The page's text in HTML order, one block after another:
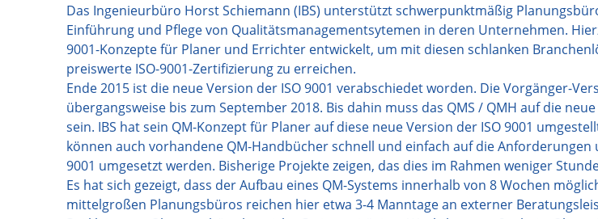
Das Ingenieurbüro Horst Schiemann (IBS) unterstützt schwerpunktmäßig
Einführung und Pflege von Qualitätsmanagementsytemen in deren Unternehmen.
9001-Konzepte für Planer und Errichter entwickelt, um mit diesen schlanken
preiswerte ISO-9001-Zertifizierung zu erreichen.
Ende 2015 ist die neue Version der ISO 9001 verabschiedet worden. Die Vorgänger-
übergangsweise bis zum September 2018. Bis dahin muss das QMS / QMH auf die
sein. IBS hat sein QM-Konzept für Planer auf diese neue Version der ISO 9001
können auch vorhandene QM-Handbücher schnell und einfach auf die Anforderungen
9001 umgesetzt werden. Bisherige Projekte zeigen, das dies im Rahmen weniger
Es hat sich gezeigt, dass der Aufbau eines QM-Systems innerhalb von 8 Wochen
mittelgroßen Planungsbüros reichen hier etwa 3-4 Manntage an externer